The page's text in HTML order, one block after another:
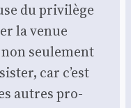
du pri­vi­lège
la venue
seule­ment
car c’est
autres pro­